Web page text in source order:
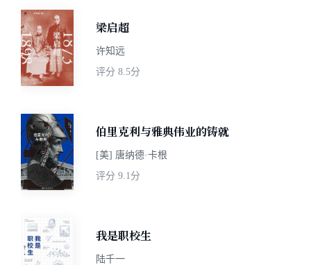
梁启超
许知远
评分 8.5分
伯里克利与雅典伟业的铸就
[美] 唐纳德·卡根
评分 9.1分
我是职校生
陆千一